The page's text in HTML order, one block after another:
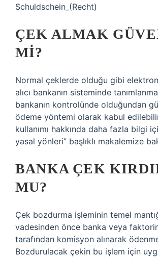
Schuldschein_(Recht)
ÇEK ALMAK
MI?
Normal çeklerde olduğu gibi
alıcı bankanın sisteminde
bankanın kontrolünde olduğundan
ödeme yöntemi olarak kabul
kullanımı hakkında daha fazla bilgi
yasal yönleri” başlıklı makalemize
BANKA ÇEK
MU?
Çek bozdurma işleminin temel
vadesinden önce banka veya
tarafından komisyon alınarak
Bozdurulacak çekin bu işlem için